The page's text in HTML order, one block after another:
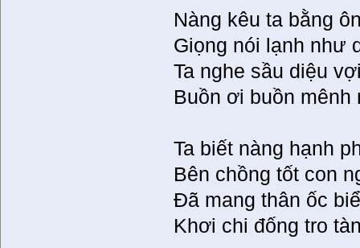
Nàng kêu ta bằng
Giọng nói lạnh như
Ta nghe sầu diệu
Buồn ơi buồn mênh
Ta biết nàng hạnh
Bên chồng tốt con
Đã mang thân ốc
Khơi chi đống tro